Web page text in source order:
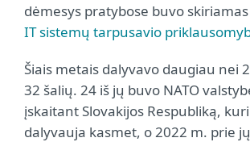
dėmesys pratybose buvo skiriamas
IT sistemų tarpusavio
Šiais metais dalyvavo daugiau nei
32 šalių. 24 iš jų buvo NATO
įskaitant Slovakijos Respubliką,
dalyvauja kasmet, o 2022 m. prie